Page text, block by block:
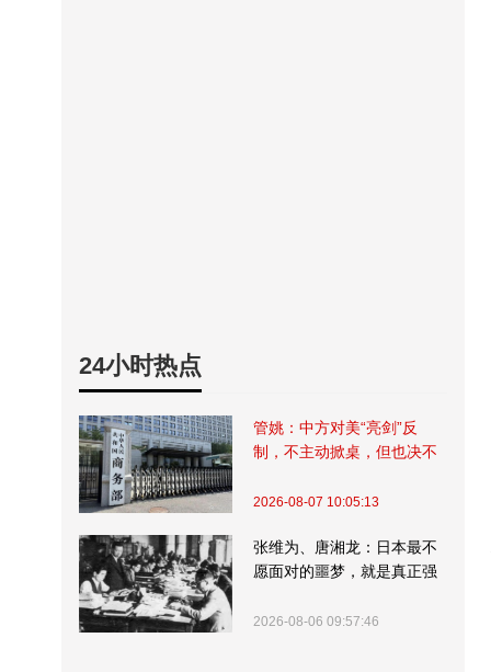
24小时热点
管姚：中方对美“亮剑”反
制，不主动掀桌，但也决不
2026-08-07 10:05:13
张维为、唐湘龙：日本最不
愿面对的噩梦，就是真正强
2026-08-06 09:57:46